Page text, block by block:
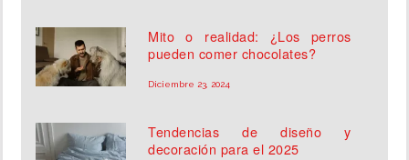
Mito o realidad: ¿Los perros
pueden comer chocolates?
Diciembre 23, 2024
Tendencias de diseño y
decoración para el 2025